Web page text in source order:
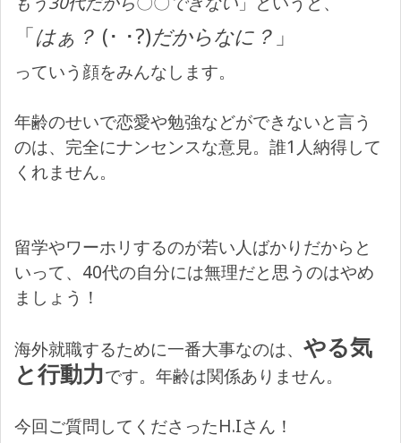
「はぁ？ (･ ･?)だからなに？ 」
っていう顔をみんなします。
年齢のせいで恋愛や勉強などができないと言う
のは、完全にナンセンスな意見。誰1人納得して
くれません。
留学やワーホリするのが若い人ばかりだからと
いって、40代の自分には無理だと思うのはやめ
ましょう！
海外就職するために一番大事なのは、 やる気
と行動力です。年齢は関係ありません。
今回ご質問してくださったH.Iさん！